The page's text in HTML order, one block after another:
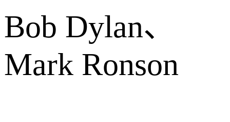
Bob Dylan、
Mark Ronson